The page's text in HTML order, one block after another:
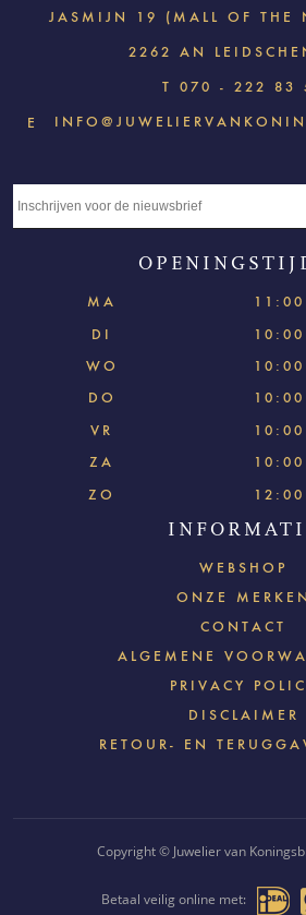
JASMIJN 19 (MALL OF THE
2262 AN
T 070 - 222 83
E
MA
DI
WO
DO
VR
ZA
ZO
WEBSHOP
ONZE MERKEN
CONTACT
ALGEMENE
PRIVACY
DISCLAIMER
RETOUR- EN
Copyright © Juwelier van
Betaal veilig online met: